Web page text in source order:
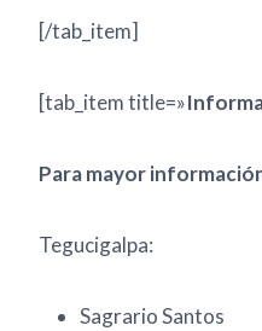
[/tab_item]
[tab_item title=»
Para mayor
Tegucigalpa:
Sagrario Santos